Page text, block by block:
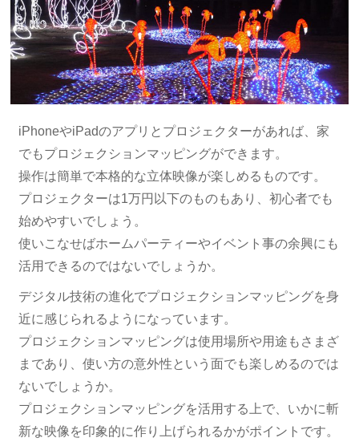
iPhoneやiPadのアプリとプロジェクターがあれば、家
でもプロジェクションマッピングができます。
操作は簡単で本格的な立体映像が楽しめるものです。
プロジェクターは1万円以下のものもあり、初心者でも
始めやすいでしょう。
使いこなせばホームパーティーやイベント事の余興にも
活用できるのではないでしょうか。
デジタル技術の進化でプロジェクションマッピングを身
近に感じられるようになっています。
プロジェクションマッピングは使用場所や用途もさまざ
まであり、使い方の意外性という面でも楽しめるのでは
ないでしょうか。
プロジェクションマッピングを活用する上で、いかに斬
新な映像を印象的に作り上げられるかがポイントです。